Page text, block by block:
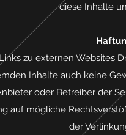
diese Inhalte
zu externen Websites
Inhalte auch keine
oder Betreiber der
auf mögliche
der